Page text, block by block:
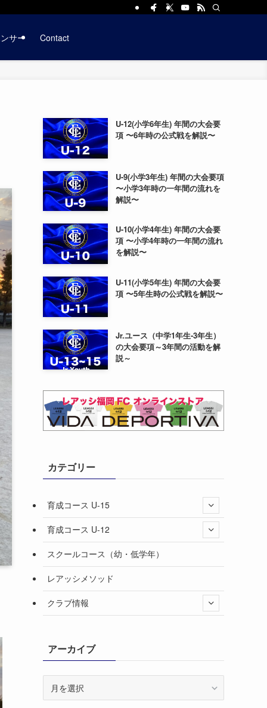
サー Contact
U-12(小学6年生) 年間の大会要
項 〜6年時の公式戦を解説〜
U-9(小学3年生) 年間の大会要項
〜小学3年時の一年間の流れを
解説〜
U-10(小学4年生) 年間の大会要
項 〜小学4年時の一年間の流れ
を解説〜
U-11(小学5年生) 年間の大会要
項 〜5年生時の公式戦を解説〜
Jr.ユース（中学1年生-3年生）
の大会要項～3年間の活動を解
説～
カテゴリー
育成コース U-15
育成コース U-12
スクールコース（幼・低学年）
レアッシメソッド
クラブ情報
アーカイブ